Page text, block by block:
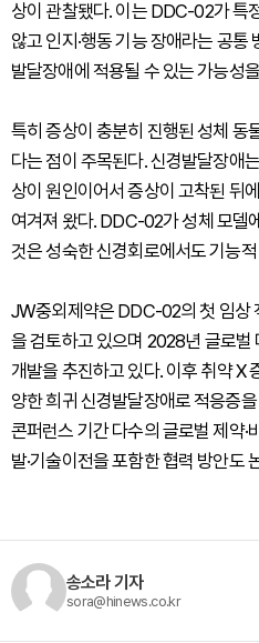
상이 관찰됐다. 이는 DDC-02가 특
않고 인지·행동 기능 장애라는 공
발달장애에 적용될 수 있는 가능성
특히 증상이 충분히 진행된 성체 동
다는 점이 주목된다. 신경발달장애
상이 원인이어서 증상이 고착된 뒤
여겨져 왔다. DDC-02가 성체 모델
것은 성숙한 신경회로에서도 기능
JW중외제약은 DDC-02의 첫 임상
을 검토하고 있으며 2028년 글로벌
개발을 추진하고 있다. 이후 취약 X
양한 희귀 신경발달장애로 적응증
콘퍼런스 기간 다수의 글로벌 제약·
발·기술이전을 포함한 협력 방안도
송소라 기자
sora@hinews.co.kr